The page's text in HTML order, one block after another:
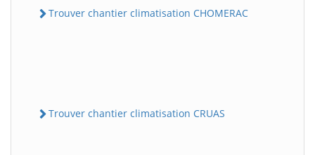
Trouver chantier climatisation CHOMERAC
Trouver chantier climatisation CRUAS